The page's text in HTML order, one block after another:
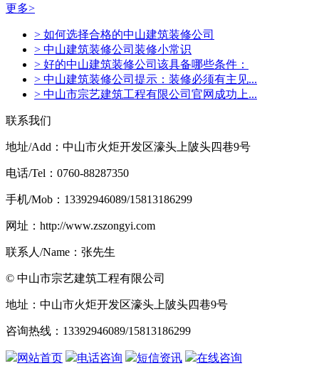
更多>
> 如何选择合格的中山建筑装修公司
> 中山建筑装修公司装修小常识
> 好的中山建筑装修公司该具备哪些条件：
> 中山建筑装修公司提示：装修必须有主见...
> 中山市宗艺建筑工程有限公司官网成功上...
联系我们
地址/Add：中山市火炬开发区濠头上陂头四巷9号
电话/Tel：0760-88287350
手机/Mob：13392946089/15813186299
网址：http://www.zszongyi.com
联系人/Name：张先生
© 中山市宗艺建筑工程有限公司
地址：中山市火炬开发区濠头上陂头四巷9号
咨询热线：13392946089/15813186299
网站首页 电话咨询 短信资讯 在线咨询